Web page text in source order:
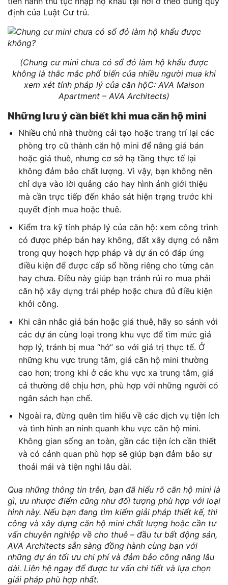
định của Luật Cư trú.
(Chung cư mini chưa có sổ đỏ làm hộ khẩu được
không là thắc mắc phổ biến của nhiều người mua khi
xem xét tính pháp lý của căn hộC: AVA Maison
Apartment – AVA Architects)
Những lưu ý cần biết khi mua căn hộ mini
Nhiều chủ nhà thường cải tạo hoặc trang trí lại các
phòng trọ cũ thành căn hộ mini để nâng giá bán
hoặc giá thuê, nhưng cơ sở hạ tầng thực tế lại
không đảm bảo chất lượng. Vì vậy, bạn không nên
chỉ dựa vào lời quảng cáo hay hình ảnh giới thiệu
mà cần trực tiếp đến khảo sát hiện trạng trước khi
quyết định mua hoặc thuê.
Kiểm tra kỹ tính pháp lý của căn hộ: xem công trình
có được phép bán hay không, đất xây dựng có nằm
trong quy hoạch hợp pháp và dự án có đáp ứng
điều kiện để được cấp sổ hồng riêng cho từng căn
hay chưa. Điều này giúp bạn tránh rủi ro mua phải
căn hộ xây dựng trái phép hoặc chưa đủ điều kiện
khởi công.
Khi cân nhắc giá bán hoặc giá thuê, hãy so sánh với
các dự án cùng loại trong khu vực để tìm mức giá
hợp lý, tránh bị mua “hớ” so với giá trị thực tế. Ở
những khu vực trung tâm, giá căn hộ mini thường
cao hơn; trong khi ở các khu vực xa trung tâm, giá
cả thường dễ chịu hơn, phù hợp với những người có
ngân sách hạn chế.
Ngoài ra, đừng quên tìm hiểu về các dịch vụ tiện ích
và tình hình an ninh quanh khu vực căn hộ mini.
Không gian sống an toàn, gần các tiện ích cần thiết
và có cảnh quan phù hợp sẽ giúp bạn đảm bảo sự
thoải mái và tiện nghi lâu dài.
Qua những thông tin trên, bạn đã hiểu rõ căn hộ mini là
gì, ưu nhược điểm cũng như đối tượng phù hợp với loại
hình này. Nếu bạn đang tìm kiếm giải pháp thiết kế, thi
công và xây dựng căn hộ mini chất lượng hoặc cần tư
vấn chuyên nghiệp về cho thuê – đầu tư bất động sản,
AVA Architects sẵn sàng đồng hành cùng bạn với
những dự án tối ưu chi phí và đảm bảo công năng lâu
dài. Liên hệ ngay để được tư vấn chi tiết và lựa chọn
giải pháp phù hợp nhất.